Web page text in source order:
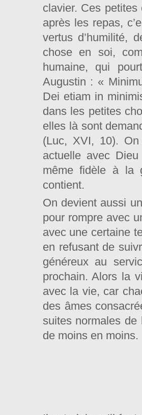
clavier. Ces
après les repas,
vertus d’humilité,
chose en soi,
humaine, qui
Augustin : «
Dei etiam in
dans les petites
elles là sont
(Luc, XVI, 10). On
actuelle avec
même fidèle à la
contient.
On devient aussi
pour rompre avec
avec une certaine
en refusant de
généreux au
prochain. Alors la
avec la vie, car
des âmes
suites normales de
de moins en moins.